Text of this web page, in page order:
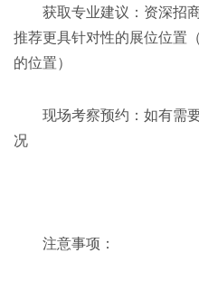
获取专业建议：资深招
推荐更具针对性的展位位置
的位置）
现场考察预约：如有需
况
注意事项：